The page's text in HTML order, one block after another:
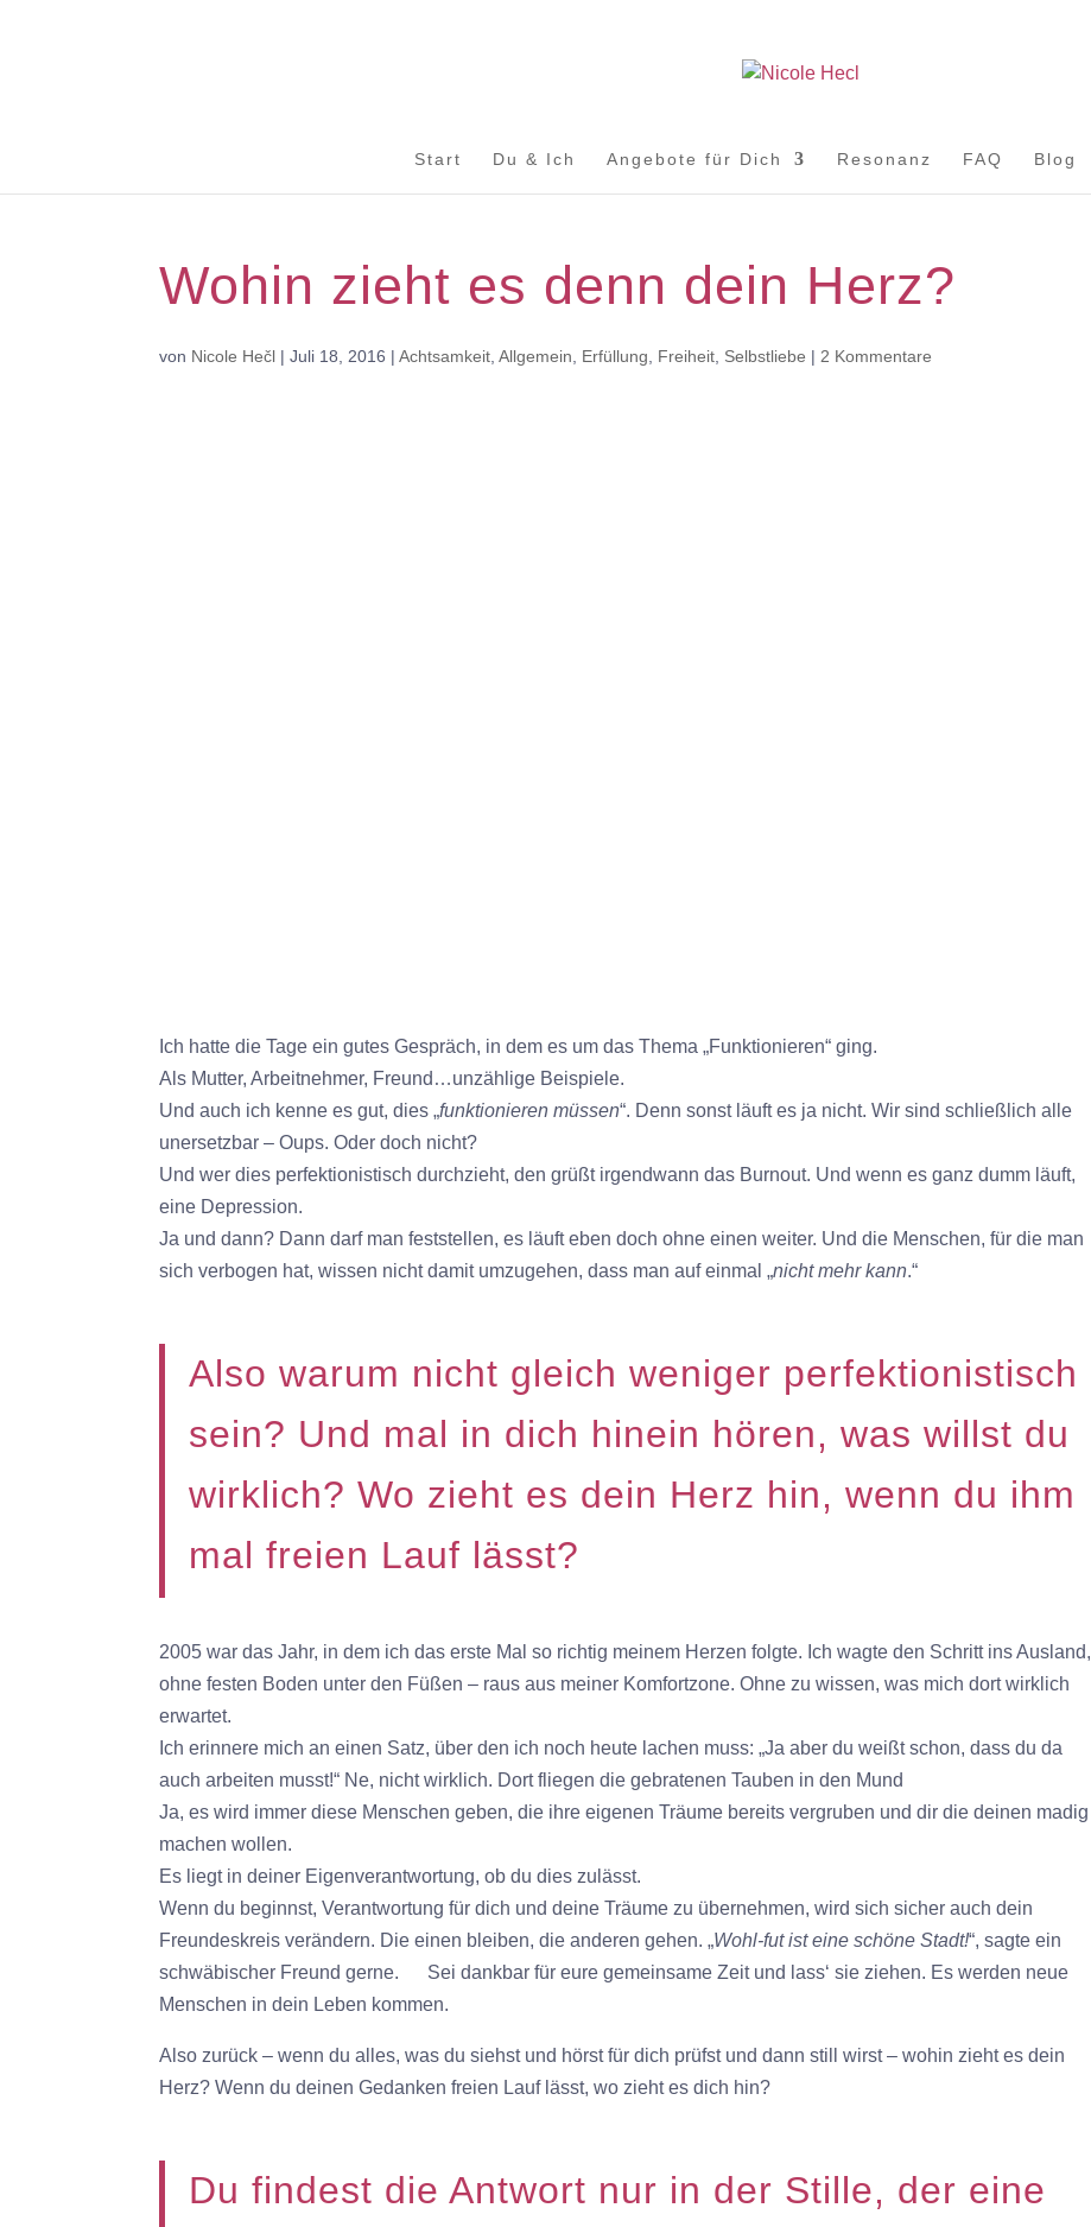
Start Du & Ich Angebote für Dich Resonanz FAQ Blog
Wohin zieht es denn dein Herz?
von Nicole Hečl |Juli 18, 2016 |Achtsamkeit ,Allgemein Erfüllung Freiheit Selbstliebe | 2 Kommentare
Ich hatte die Tage ein gutes Gespräch, in dem es um das Thema „Funktionieren“ ging.
Als Mutter, Arbeitnehmer, Freund…unzählige Beispiele.
Und auch ich kenne es gut, dies „funktionieren müssen“. Denn sonst läuft es ja nicht. Wir sind schließlich alle
unersetzbar – Oups. Oder doch nicht?
Und wer dies perfektionistisch durchzieht, den grüßt irgendwann das Burnout. Und wenn es ganz dumm läuft,
eine Depression.
Ja und dann? Dann darf man feststellen, es läuft eben doch ohne einen weiter. Und die Menschen, für die man
sich verbogen hat, wissen nicht damit umzugehen, dass man auf einmal „nicht mehr kann.“
Also warum nicht gleich weniger perfektionistisch
sein? Und mal in dich hinein hören, was willst du
wirklich? Wo zieht es dein Herz hin, wenn du ihm
mal freien Lauf lässt?
2005 war das Jahr, in dem ich das erste Mal so richtig meinem Herzen folgte. Ich wagte den Schritt ins Ausland,
ohne festen Boden unter den Füßen – raus aus meiner Komfortzone. Ohne zu wissen, was mich dort wirklich
erwartet.
Ich erinnere mich an einen Satz, über den ich noch heute lachen muss: „Ja aber du weißt schon, dass du da
auch arbeiten musst!“ Ne, nicht wirklich. Dort fliegen die gebratenen Tauben in den Mund
Ja, es wird immer diese Menschen geben, die ihre eigenen Träume bereits vergruben und dir die deinen madig
machen wollen.
Es liegt in deiner Eigenverantwortung, ob du dies zulässt.
Wenn du beginnst, Verantwortung für dich und deine Träume zu übernehmen, wird sich sicher auch dein
Freundeskreis verändern. Die einen bleiben, die anderen gehen. „Wohl-fut ist eine schöne Stadt!“, sagte ein
schwäbischer Freund gerne.
Sei dankbar für eure gemeinsame Zeit und lass‘ sie ziehen. Es werden neue
Menschen in dein Leben kommen.
Also zurück – wenn du alles, was du siehst und hörst für dich prüfst und dann still wirst – wohin zieht es dein
Herz? Wenn du deinen Gedanken freien Lauf lässt, wo zieht es dich hin?
Du findest die Antwort nur in der Stille, der eine